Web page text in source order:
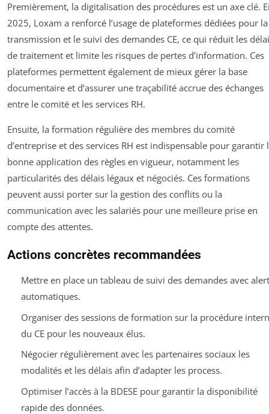
Premièrement, la digitalisation des procédures est un axe clé.
2025, Loxam a renforcé l’usage de plateformes dédiées pour la
transmission et le suivi des demandes CE, ce qui réduit les
de traitement et limite les risques de pertes d’information. Ces
plateformes permettent également de mieux gérer la base
documentaire et d’assurer une traçabilité accrue des échanges
entre le comité et les services RH.
Ensuite, la formation régulière des membres du comité
d’entreprise et des services RH est indispensable pour garantir
bonne application des règles en vigueur, notamment les
particularités des délais légaux et négociés. Ces formations
peuvent aussi porter sur la gestion des conflits ou la
communication avec les salariés pour une meilleure prise en
compte des attentes.
Actions concrètes recommandées
Mettre en place un tableau de suivi des demandes avec
automatiques.
Organiser des sessions de formation sur la procédure
du CE pour les nouveaux élus.
Négocier régulièrement avec les partenaires sociaux les
modalités et les délais afin d’adapter les process.
Optimiser l’accès à la BDESE pour garantir la disponibilité
rapide des données.